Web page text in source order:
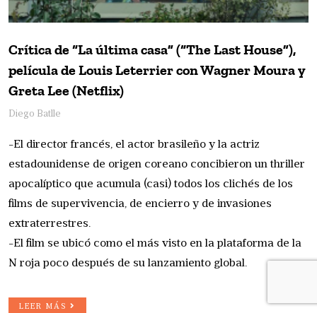
Crítica de “La última casa” (“The Last House”),
película de Louis Leterrier con Wagner Moura y
Greta Lee (Netflix)
Diego Batlle
-El director francés, el actor brasileño y la actriz
estadounidense de origen coreano concibieron un thriller
apocalíptico que acumula (casi) todos los clichés de los
films de supervivencia, de encierro y de invasiones
extraterrestres.
-El film se ubicó como el más visto en la plataforma de la
N roja poco después de su lanzamiento global.
LEER MÁS